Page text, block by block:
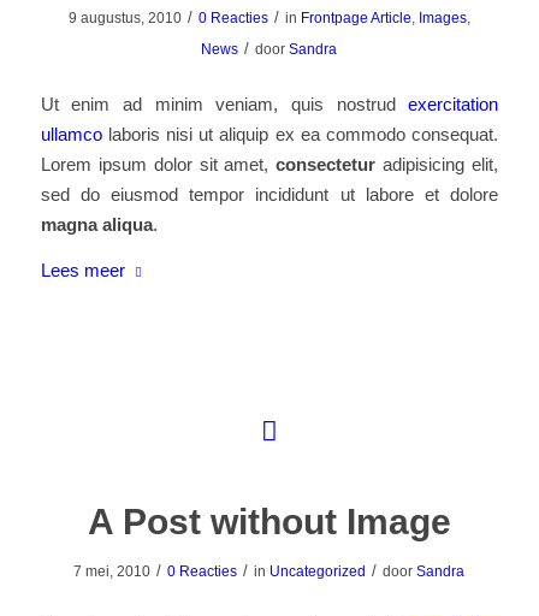
9 augustus, 2010 / 0 Reacties / in Frontpage Article Images,
News / doorSandra
Ut enim ad minim veniam, quis nostrudexercitation
ullamcolaboris nisi ut aliquip ex ea commodo consequat.
Lorem ipsum dolor sit amet,consectetur adipisicing elit,
sed do eiusmod tempor incididunt ut labore et dolore
magna aliqua.
Lees meer
A Post without Image
7 mei, 2010 / 0 Reacties / in Uncategorized / doorSandra